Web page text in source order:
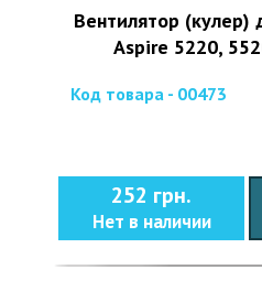
Вентилятор (кулер)
Aspire 5220,
Код товара - 00473
252 грн.
Нет в наличии